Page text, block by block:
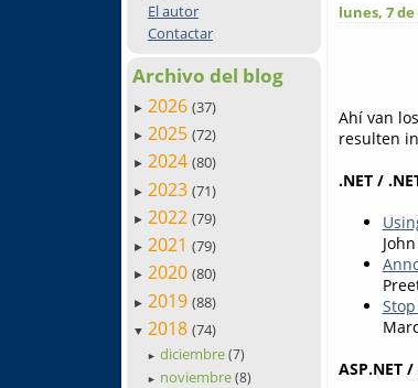
El autor
Contactar
Archivo del blog
► 2026 (37)
► 2025 (72)
► 2024 (80)
► 2023 (71)
► 2022 (79)
► 2021 (79)
► 2020 (80)
► 2019 (88)
▼ 2018 (74)
► diciembre(7)
► noviembre(8)
lunes, 7 de
Ahí van
resulten
.NET /
ASP.NET